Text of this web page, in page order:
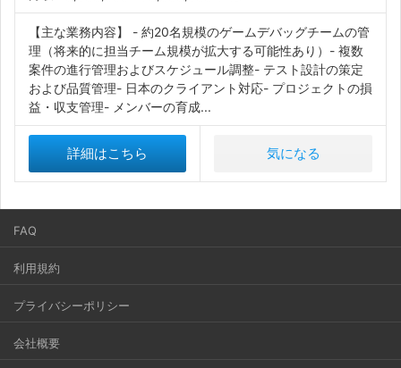
【主な業務内容】 - 約20名規模のゲームデバッグチームの管
理（将来的に担当チーム規模が拡大する可能性あり）- 複数
案件の進行管理およびスケジュール調整- テスト設計の策定
および品質管理- 日本のクライアント対応- プロジェクトの損
益・収支管理- メンバーの育成...
詳細はこちら 気になる
FAQ
利用規約
プライバシーポリシー
会社概要